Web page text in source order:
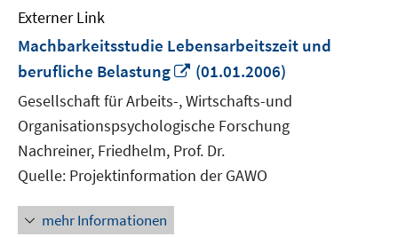
Externer Link
Machbarkeitsstudie Lebensarbeitszeit und
berufliche Belastung
In
neuem
Fenster
öffnen
(01.01.2006)
Gesellschaft für Arbeits-, Wirtschafts-und
Organisationspsychologische Forschung
Nachreiner, Friedhelm, Prof. Dr.
Quelle: Projektinformation der GAWO
mehr Informationen